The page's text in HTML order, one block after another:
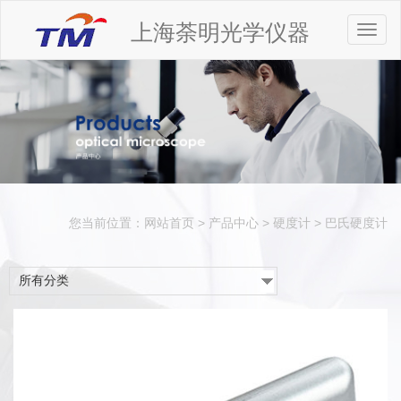
上海荼明光学仪器
您当前位置： 网站首页 > 产品中心 > 硬度计 > 巴氏硬度计
所有分类